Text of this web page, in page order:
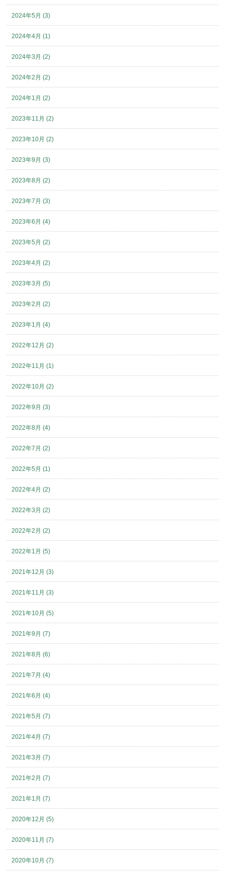
2024年5月 (3)
2024年4月 (1)
2024年3月 (2)
2024年2月 (2)
2024年1月 (2)
2023年11月 (2)
2023年10月 (2)
2023年9月 (3)
2023年8月 (2)
2023年7月 (3)
2023年6月 (4)
2023年5月 (2)
2023年4月 (2)
2023年3月 (5)
2023年2月 (2)
2023年1月 (4)
2022年12月 (2)
2022年11月 (1)
2022年10月 (2)
2022年9月 (3)
2022年8月 (4)
2022年7月 (2)
2022年5月 (1)
2022年4月 (2)
2022年3月 (2)
2022年2月 (2)
2022年1月 (5)
2021年12月 (3)
2021年11月 (3)
2021年10月 (5)
2021年9月 (7)
2021年8月 (6)
2021年7月 (4)
2021年6月 (4)
2021年5月 (7)
2021年4月 (7)
2021年3月 (7)
2021年2月 (7)
2021年1月 (7)
2020年12月 (5)
2020年11月 (7)
2020年10月 (7)